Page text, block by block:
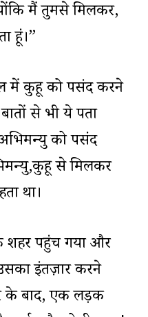
मैं तुमसे मिलकर,
हूं।”
में कुहू को पसंद करने
से भी ये पता
को पसंद
से मिलकर
था।
पहुंच गया और
इंतज़ार करने
के बाद, एक लड़की